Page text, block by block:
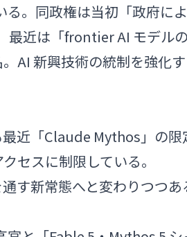
る。同政権は当初「政府によ
最近は「frontier AI モデルの
AI 新興技術の統制を強化す
近「Claude Mythos」の限
セスに制限している。
す新常態へと変わりつつあ